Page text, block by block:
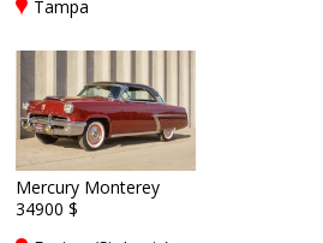
Tampa
Mercury Monterey
34900 $